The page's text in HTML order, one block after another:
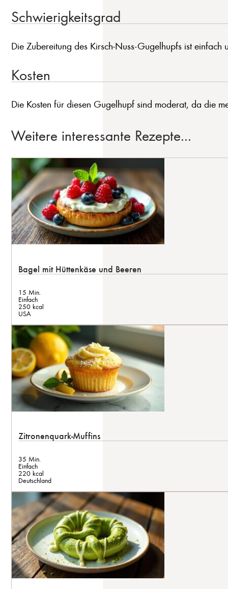
Schwierigkeitsgrad
Die Zubereitung des Kirsch-Nuss-Gugelhupfs ist
Kosten
Die Kosten für diesen Gugelhupf sind moderat, da die
Weitere interessante Rezepte...
Bagel mit Hüttenkäse und Beeren
15 Min.
Einfach
250 kcal
USA
Zitronenquark-Muffins
35 Min.
Einfach
220 kcal
Deutschland